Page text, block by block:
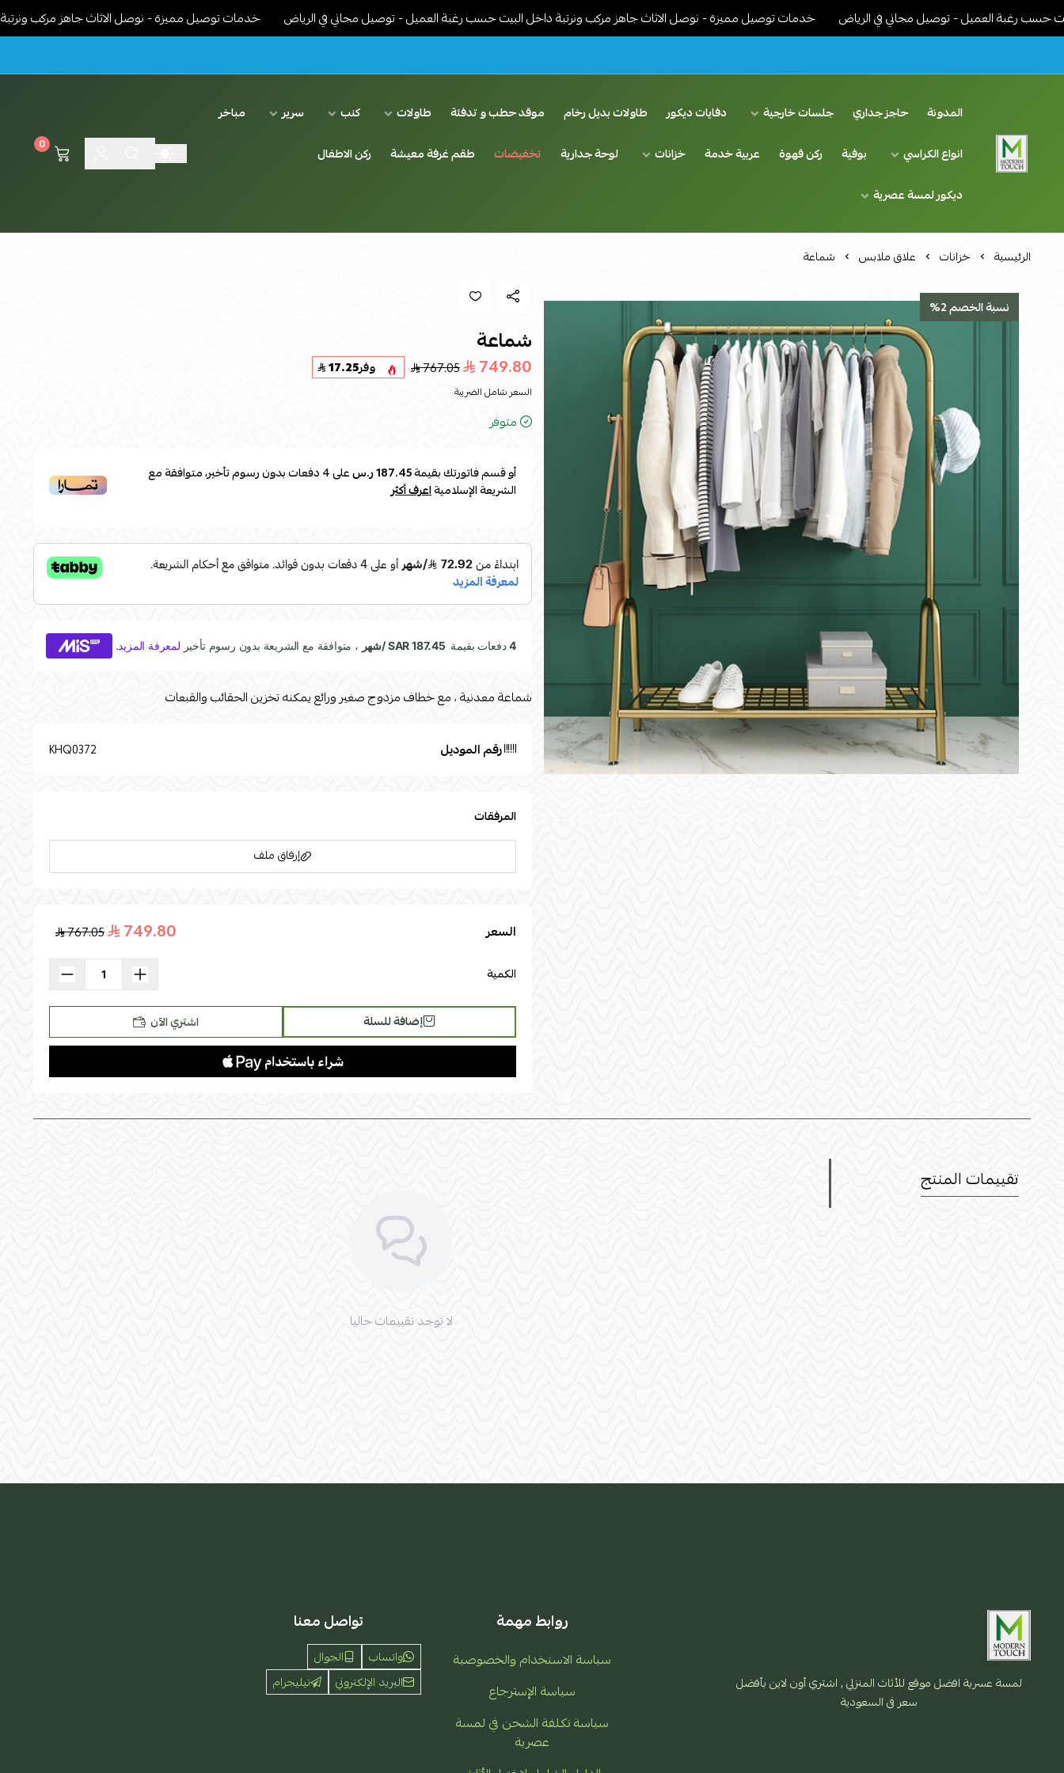
العميل - توصيل مجاني في الرياض خدمات توصيل مميزة - نوصل الاثاث جاهز مركب ونرتبة داخل البيت حسب رغبة العميل - توصيل مجاني في الرياض خدمات توصيل مميزة - نوصل الاثاث جاهز مركب ونرتبة داخل
اثاث مودرن لمسة عصرية
المدونة حاجز جداري جلسات خارجية دفايات ديكور طاولات بديل رخام موقد حطب و تدفئة طاولات كنب سرير
مباخر
انواع الكراسي
بوفية ركن قهوة عربية خدمة خزانات لوحة جدارية تخفيضات طقم غرفة معيشة
ركن الاطفال
ديكور لمسة عصرية
0
الرئيسية خزانات علاق ملابس شماعة
نسبة الخصم 2%
شماعة
749.80
767.05 وفر17.25
السعر شامل الضريبة
متوفر
أو قسم فاتورتك بقيمة187.45 ر.س على4دفعات بدون رسوم تأخير، متوافقة مع
الشريعة الإسلاميةاعرف أكثر
شماعة معدنية ، مع خطاف مزدوج صغير ورائع يمكنه تخزين الحقائب والقبعات
رقم الموديل KHQ0372
المرفقات
إرفاق ملف
السعر 749.80
767.05
الكمية
إضافة للسلة اشتري الآن
تقييمات المنتج
لا توجد تقييمات حاليا
لمسة عسرية افضل موقع للأثاث المنزلي , اشتري أون لاين بأفضل
سعر فى السعودية
روابط مهمة
سياسة الاستخدام والخصوصية
سياسة الإسترجاع
سياسة تكلفة الشحن في لمسة
عصرية
تواصل معنا
واتساب
الجوال
البريد الإلكتروني
تيليجرام